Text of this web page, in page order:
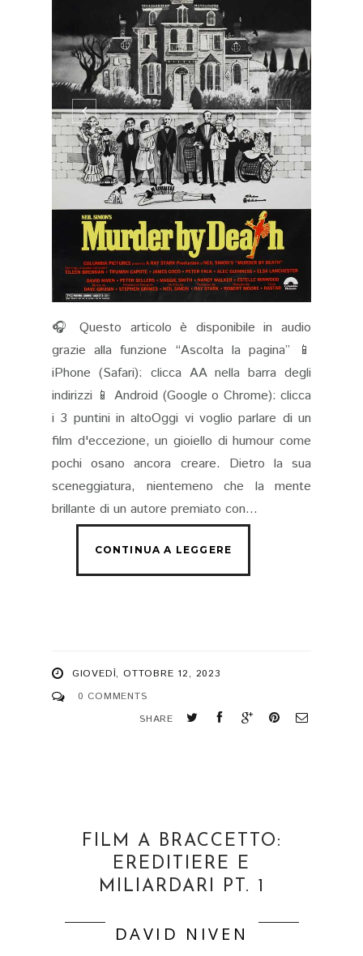
🎧 Questo articolo è disponibile in audio
grazie alla funzione “Ascolta la pagina” 📱
iPhone (Safari): clicca AA nella barra degli
indirizzi 📱 Android (Google o Chrome): clicca
i 3 puntini in altoOggi vi voglio parlare di un
film d'eccezione, un gioiello di humour come
pochi osano ancora creare. Dietro la sua
sceneggiatura, nientemeno che la mente
brillante di un autore premiato con...
GIOVEDÌ, OTTOBRE 12, 2023
0 COMMENTS
SHARE
FILM A BRACCETTO:
EREDITIERE E
MILIARDARI PT. 1
DAVID NIVEN